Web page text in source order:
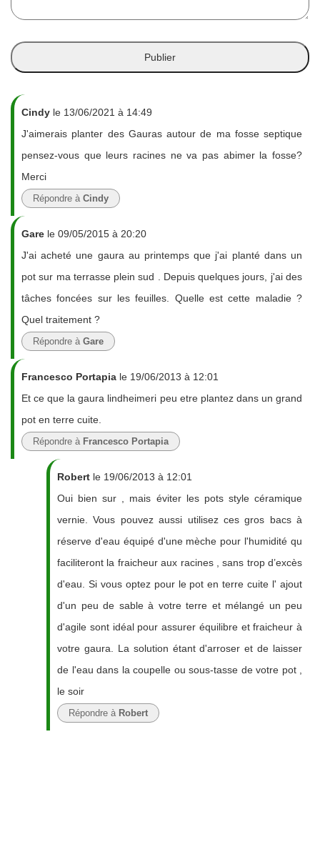
Cindy le 13/06/2021 à 14:49
J'aimerais planter des Gauras autour de ma fosse septique
pensez-vous que leurs racines ne va pas abimer la fosse?
Merci
Répondre à Cindy
Gare le 09/05/2015 à 20:20
J'ai acheté une gaura au printemps que j'ai planté dans un
pot sur ma terrasse plein sud . Depuis quelques jours, j'ai des
tâches foncées sur les feuilles. Quelle est cette maladie ?
Quel traitement ?
Répondre à Gare
Francesco Portapia le 19/06/2013 à 12:01
Et ce que la gaura lindheimeri peu etre plantez dans un grand
pot en terre cuite.
Répondre à Francesco Portapia
Robert le 19/06/2013 à 12:01
Oui bien sur , mais éviter les pots style céramique
vernie. Vous pouvez aussi utilisez ces gros bacs à
réserve d'eau équipé d'une mèche pour l'humidité qu
faciliteront la fraicheur aux racines , sans trop d’excès
d'eau. Si vous optez pour le pot en terre cuite l' ajout
d'un peu de sable à votre terre et mélangé un peu
d'agile sont idéal pour assurer équilibre et fraicheur à
votre gaura. La solution étant d'arroser et de laisser
de l'eau dans la coupelle ou sous-tasse de votre pot ,
le soir
Répondre à Robert